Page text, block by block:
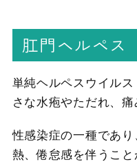
肛門ヘルペス
単純ヘルペスウイル
さな水疱やただれ、痛
性感染症の一種であ
熱、倦怠感を伴うこと